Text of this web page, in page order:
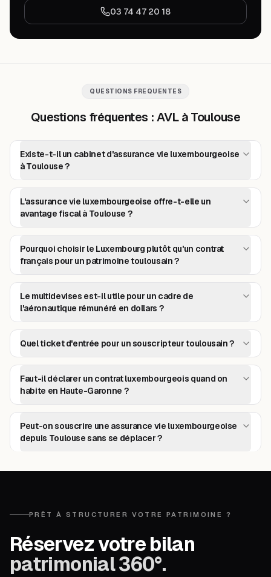
03 74 47 20 18
QUESTIONS FREQUENTES
Questions fréquentes : AVL à Toulouse
Existe-t-il un cabinet d'assurance vie luxembourgeoise
à Toulouse ?
L'assurance vie luxembourgeoise offre-t-elle un
avantage fiscal à Toulouse ?
Pourquoi choisir le Luxembourg plutôt qu'un contrat
français pour un patrimoine toulousain ?
Le multidevises est-il utile pour un cadre de
l'aéronautique rémunéré en dollars ?
Quel ticket d'entrée pour un souscripteur toulousain ?
Faut-il déclarer un contrat luxembourgeois quand on
habite en Haute-Garonne ?
Peut-on souscrire une assurance vie luxembourgeoise
depuis Toulouse sans se déplacer ?
PRÊT À STRUCTURER VOTRE PATRIMOINE ?
Réservez votre bilan
patrimonial 360°.